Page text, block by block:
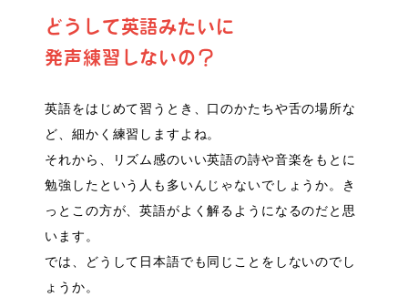
どうして英語みたいに
発声練習しないの？
英語をはじめて習うとき、口のかたちや舌の場所な
ど、細かく練習しますよね。
それから、リズム感のいい英語の詩や音楽をもとに
勉強したという人も多いんじゃないでしょうか。き
っとこの方が、英語がよく解るようになるのだと思
います。
では、どうして日本語でも同じことをしないのでし
ょうか。